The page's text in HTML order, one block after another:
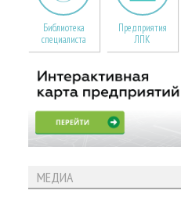
Библиотека
специалиста
Предприятия
ЛПК
МЕДИА